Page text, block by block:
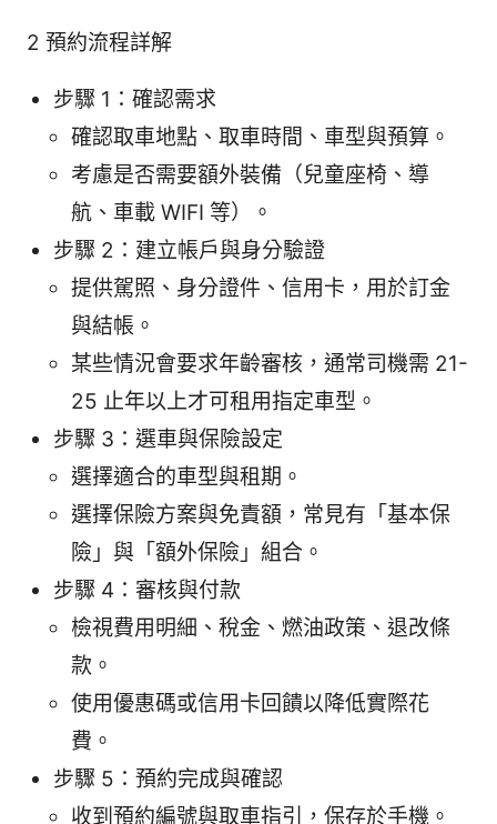
2 預約流程詳解
步驟 1：確認需求
確認取車地點、取車時間、車型與預算。
考慮是否需要額外裝備（兒童座椅、導
航、車載 WIFI 等）。
步驟 2：建立帳戶與身分驗證
提供駕照、身分證件、信用卡，用於訂金
與結帳。
某些情況會要求年齡審核，通常司機需 21-
25 止年以上才可租用指定車型。
步驟 3：選車與保險設定
選擇適合的車型與租期。
選擇保險方案與免責額，常見有「基本保
險」與「額外保險」組合。
步驟 4：審核與付款
檢視費用明細、稅金、燃油政策、退改條
款。
使用優惠碼或信用卡回饋以降低實際花
費。
步驟 5：預約完成與確認
收到預約編號與取車指引，保存於手機。